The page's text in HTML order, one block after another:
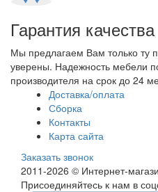
Гарантия качества
Мы предлагаем Вам только ту
уверены. Надежность мебели
производителя на срок до 24
Доставка/оплата
Сборка
Контакты
Карта сайта
Заказать звонок
2011-2026 © Интернет-
Присоединяйтесь к нам в